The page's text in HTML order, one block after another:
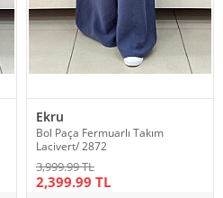
Ekru
Bol Paça Fermuarlı Takım
Lacivert/ 2872
3,999.99 TL
2,399.99 TL